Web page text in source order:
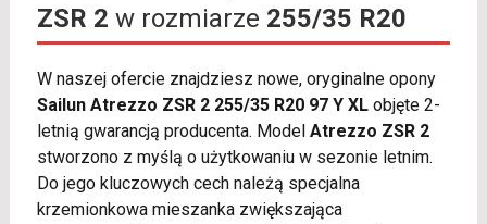
ZSR 2 w rozmiarze 255/35 R20
W naszej ofercie znajdziesz nowe, oryginalne opony
Sailun Atrezzo ZSR 2 255/35 R20 97 Y XLobjęte 2-
letnią gwarancją producenta. Model Atrezzo ZSR 2
stworzono z myślą o użytkowaniu w sezonie letnim.
Do jego kluczowych cech należą specjalna
krzemionkowa mieszanka zwiększająca